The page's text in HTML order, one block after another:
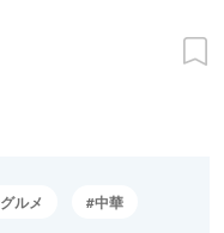
グルメ 中華